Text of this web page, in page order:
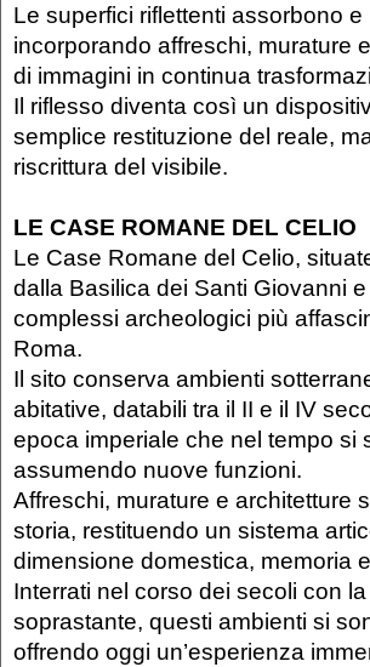
Le superfici riflettenti assorbono
incorporando affreschi, murature
di immagini in continua
Il riflesso diventa così un
semplice restituzione del reale,
riscrittura del visibile.
LE CASE ROMANE DEL CELIO
Le Case Romane del Celio,
dalla Basilica dei Santi Giovanni
complessi archeologici più
Roma.
Il sito conserva ambienti
abitative, databili tra il II e il IV
epoca imperiale che nel tempo si
assumendo nuove funzioni.
Affreschi, murature e architetture
storia, restituendo un sistema
dimensione domestica, memoria
Interrati nel corso dei secoli con
soprastante, questi ambienti si
offrendo oggi un’esperienza